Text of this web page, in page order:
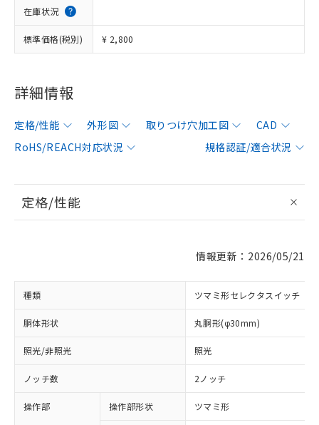
在庫状況
標準価格(税別) ¥ 2,800
詳細情報
定格/性能 外形図 取りつけ穴加工図
CAD
RoHS/REACH対応状況
規格認証/適合状況
定格/性能
情報更新：2026/05/21
種類 ツマミ形セレクタスイッチ
胴体形状 丸胴形(φ30mm)
照光/非照光 照光
ノッチ数 2ノッチ
操作部 操作部形状 ツマミ形